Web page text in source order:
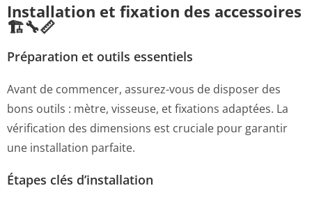
Installation et fixation des accessoires
🏗️🔧📏
Préparation et outils essentiels
Avant de commencer, assurez-vous de disposer des
bons outils : mètre, visseuse, et fixations adaptées. La
vérification des dimensions est cruciale pour garantir
une installation parfaite.
Étapes clés d’installation